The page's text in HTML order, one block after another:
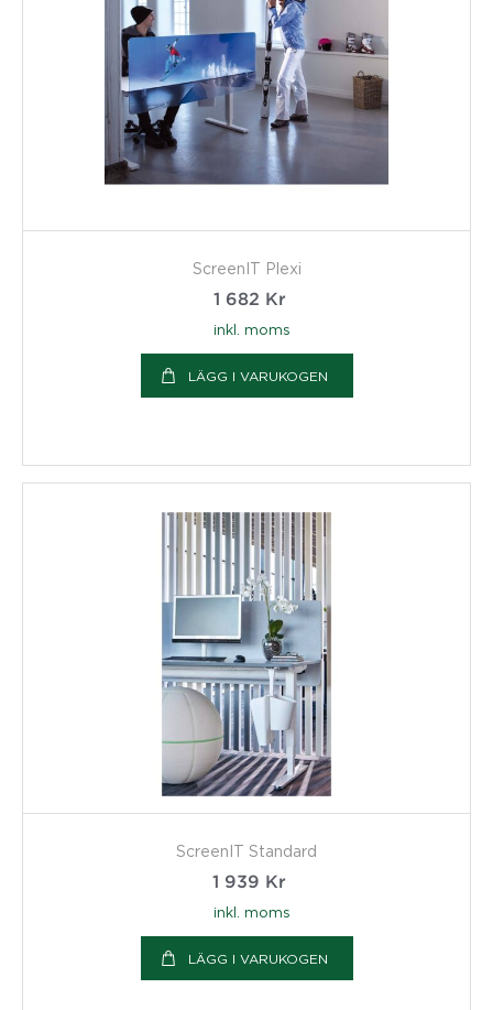
ScreenIT Plexi
1 682 Kr
inkl. moms
LÄGG I VARUKOGEN
ScreenIT Standard
1 939 Kr
inkl. moms
LÄGG I VARUKOGEN